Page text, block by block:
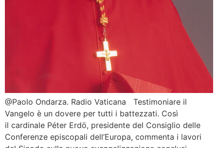
@Paolo Ondarza. Radio Vaticana Testimoniare il
Vangelo è un dovere per tutti i battezzati. Così
il cardinale Péter Erdö, presidente del Consiglio delle
Conferenze episcopali dell’Europa, commenta i lavori